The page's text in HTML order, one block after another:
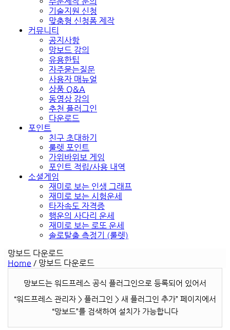
기술지원 신청
맞춤형 신청폼 제작
커뮤니티
공지사항
망보드 강의
유용한팁
자주묻는질문
사용자 매뉴얼
상품 Q&A
동영상 강의
추천 플러그인
다운로드
포인트
친구 초대하기
룰렛 포인트
가위바위보 게임
포인트 적립/사용 내역
소셜게임
재미로 보는 인생 그래프
재미로 보는 시험운세
타자속도 자격증
행운의 사다리 운세
재미로 보는 로또 운세
솔로탈출 측정기 (룰렛)
망보드 다운로드
Home / 망보드 다운로드
망보드는 워드프레스 공식 플러그인으로 등록되어 있어서
“워드프레스 관리자 > 플러그인 > 새 플러그인 추가” 페이지에서
“망보드”를 검색하여 설치가 가능합니다